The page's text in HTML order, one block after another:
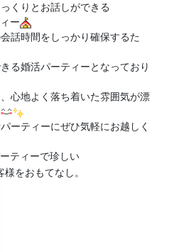
くりとお話しができる
ー
話時間をしっかり確保するた
る婚活パーティーとなっており
心地よく落ち着いた雰囲気が漂
ーティーにぜひ気軽にお越しく
ティーで珍しい
様をおもてなし。